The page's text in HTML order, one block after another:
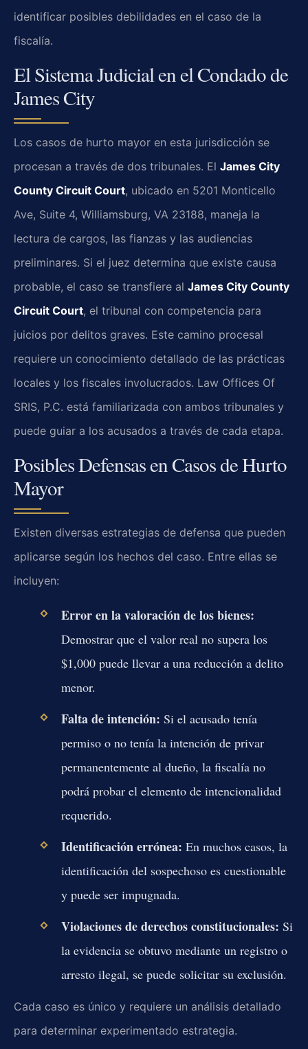
identificar posibles debilidades en el caso de la
fiscalía.
El Sistema Judicial en el Condado de
James City
Los casos de hurto mayor en esta jurisdicción se
procesan a través de dos tribunales. El James City
County Circuit Court, ubicado en 5201 Monticello
Ave, Suite 4, Williamsburg, VA 23188, maneja la
lectura de cargos, las fianzas y las audiencias
preliminares. Si el juez determina que existe causa
probable, el caso se transfiere al James City County
Circuit Court, el tribunal con competencia para
juicios por delitos graves. Este camino procesal
requiere un conocimiento detallado de las prácticas
locales y los fiscales involucrados. Law Offices Of
SRIS, P.C. está familiarizada con ambos tribunales y
puede guiar a los acusados a través de cada etapa.
Posibles Defensas en Casos de Hurto
Mayor
Existen diversas estrategias de defensa que pueden
aplicarse según los hechos del caso. Entre ellas se
incluyen:
Error en la valoración de los bienes:
Demostrar que el valor real no supera los
$1,000 puede llevar a una reducción a delito
menor.
Falta de intención: Si el acusado tenía
permiso o no tenía la intención de privar
permanentemente al dueño, la fiscalía no
podrá probar el elemento de intencionalidad
requerido.
Identificación errónea: En muchos casos, la
identificación del sospechoso es cuestionable
y puede ser impugnada.
Violaciones de derechos constitucionales: Si
la evidencia se obtuvo mediante un registro o
arresto ilegal, se puede solicitar su exclusión.
Cada caso es único y requiere un análisis detallado
para determinar experimentado estrategia.